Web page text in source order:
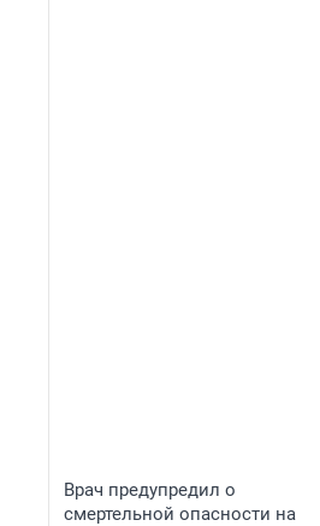
Врач предупредил о
смертельной опасности на